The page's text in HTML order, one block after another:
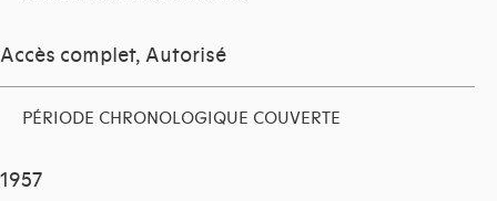
Accès complet, Autorisé
PÉRIODE CHRONOLOGIQUE COUVERTE
1957